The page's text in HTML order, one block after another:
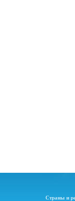
Страны и